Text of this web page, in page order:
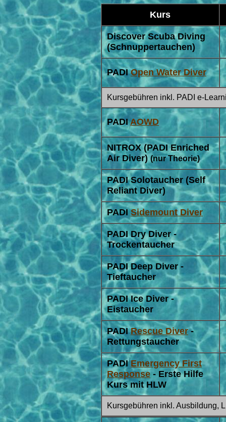
Kurs
Discover Scuba Diving
(Schnuppertauchen)
PADIOpen Water Diver
Kursgebühren inkl. PADI e-
PADIAOWD
NITROX (PADI Enriched
Air Diver) (nur Theorie)
PADI Solotaucher (Self
Reliant Diver)
PADISidemount Diver
PADI Dry Diver -
Trockentaucher
PADI Deep Diver -
Tieftaucher
PADI Ice Diver -
Eistaucher
PADIRescue Diver-
Rettungstaucher
PADIEmergency First
Response - Erste Hilfe
Kurs mit HLW
Kursgebühren inkl. Ausbildung,